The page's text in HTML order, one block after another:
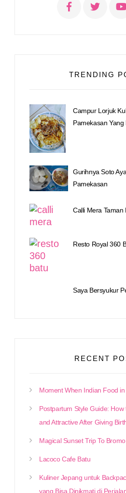
TRENDING
Campur Lorjuk
Pamekasan Yang
Gurihnya Soto
Pamekasan
Calli Mera Taman
Resto Royal 360
Saya Bersyukur
RECENT
Moment When Indian Food
Postpartum Style Guide:
and Attractive After Giving
Magical Sunset Trip To Bromo
Lacoco Cafe Batu
Kuliner Jepang untuk
yang Bisa Dinikmati di